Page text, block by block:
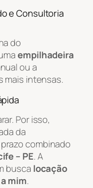
e Consultoria
do
empilhadeira
ou a
mais intensas.
Por isso,
da
combinado
– PE. A
busca locação
mim.